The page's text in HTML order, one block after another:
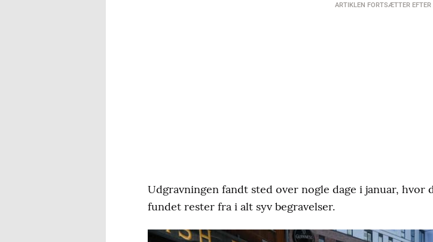
ARTIKLEN FORTSÆTTER EFTER
Udgravningen fandt sted over nogle dage i januar, hvor
fundet rester fra i alt syv begravelser.